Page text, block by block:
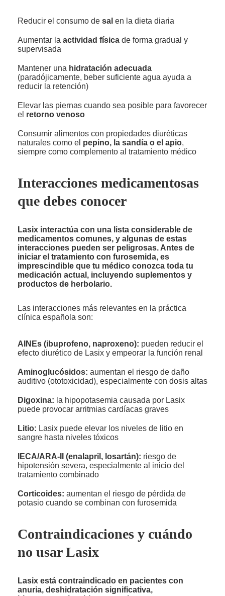
Reducir el consumo de sal en la dieta diaria
Aumentar la actividad física de forma gradual y
supervisada
Mantener una hidratación adecuada
(paradójicamente, beber suficiente agua ayuda a
reducir la retención)
Elevar las piernas cuando sea posible para favorecer
el retorno venoso
Consumir alimentos con propiedades diuréticas
naturales como el pepino, la sandía o el apio,
siempre como complemento al tratamiento médico
Interacciones medicamentosas
que debes conocer
Lasix interactúa con una lista considerable de
medicamentos comunes, y algunas de estas
interacciones pueden ser peligrosas. Antes de
iniciar el tratamiento con furosemida, es
imprescindible que tu médico conozca toda tu
medicación actual, incluyendo suplementos y
productos de herbolario.
Las interacciones más relevantes en la práctica
clínica española son:
AINEs (ibuprofeno, naproxeno): pueden reducir el
efecto diurético de Lasix y empeorar la función renal
Aminoglucósidos: aumentan el riesgo de daño
auditivo (ototoxicidad), especialmente con dosis altas
Digoxina: la hipopotasemia causada por Lasix
puede provocar arritmias cardíacas graves
Litio: Lasix puede elevar los niveles de litio en
sangre hasta niveles tóxicos
IECA/ARA-II (enalapril, losartán): riesgo de
hipotensión severa, especialmente al inicio del
tratamiento combinado
Corticoides: aumentan el riesgo de pérdida de
potasio cuando se combinan con furosemida
Contraindicaciones y cuándo
no usar Lasix
Lasix está contraindicado en pacientes con
anuria, deshidratación significativa,